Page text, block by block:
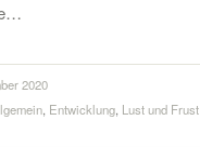
2020
, Entwicklung, Lust und Frust